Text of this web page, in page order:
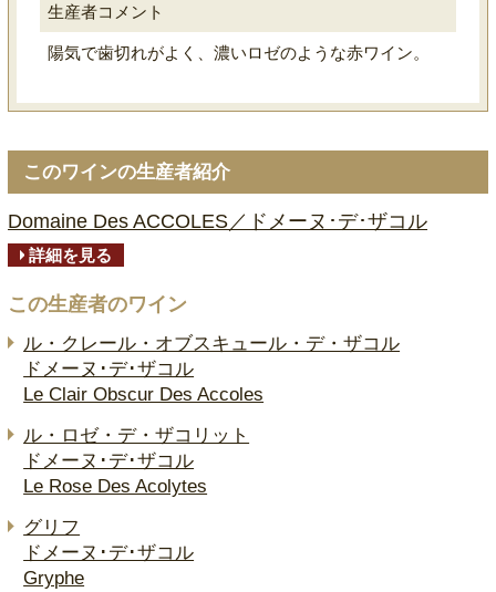
生産者コメント
陽気で歯切れがよく、濃いロゼのような赤ワイン。
このワインの生産者紹介
Domaine Des ACCOLES／ドメーヌ･デ･ザコル
詳細を見る
この生産者のワイン
ル・クレール・オブスキュール・デ・ザコル
ドメーヌ･デ･ザコル
Le Clair Obscur Des Accoles
ル・ロゼ・デ・ザコリット
ドメーヌ･デ･ザコル
Le Rose Des Acolytes
グリフ
ドメーヌ･デ･ザコル
Gryphe